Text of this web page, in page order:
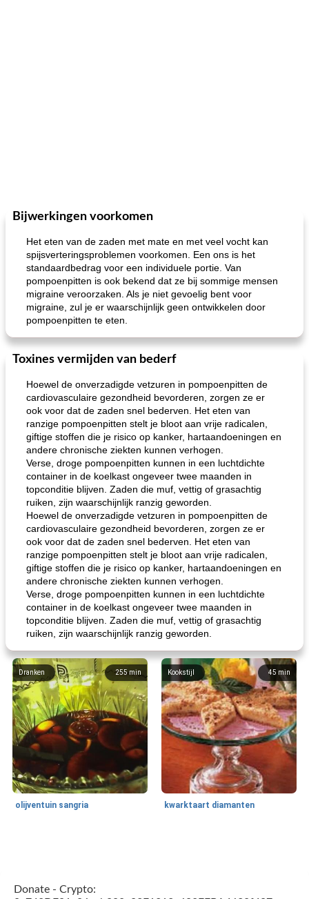
Bijwerkingen voorkomen
Het eten van de zaden met mate en met veel vocht kan
spijsverteringsproblemen voorkomen. Een ons is het
standaardbedrag voor een individuele portie. Van
pompoenpitten is ook bekend dat ze bij sommige mensen
migraine veroorzaken. Als je niet gevoelig bent voor
migraine, zul je er waarschijnlijk geen ontwikkelen door
pompoenpitten te eten.
Toxines vermijden van bederf
Hoewel de onverzadigde vetzuren in pompoenpitten de
cardiovasculaire gezondheid bevorderen, zorgen ze er
ook voor dat de zaden snel bederven. Het eten van
ranzige pompoenpitten stelt je bloot aan vrije radicalen,
giftige stoffen die je risico op kanker, hartaandoeningen en
andere chronische ziekten kunnen verhogen.
Verse, droge pompoenpitten kunnen in een luchtdichte
container in de koelkast ongeveer twee maanden in
topconditie blijven. Zaden die muf, vettig of grasachtig
ruiken, zijn waarschijnlijk ranzig geworden.
Hoewel de onverzadigde vetzuren in pompoenpitten de
cardiovasculaire gezondheid bevorderen, zorgen ze er
ook voor dat de zaden snel bederven. Het eten van
ranzige pompoenpitten stelt je bloot aan vrije radicalen,
giftige stoffen die je risico op kanker, hartaandoeningen en
andere chronische ziekten kunnen verhogen.
Verse, droge pompoenpitten kunnen in een luchtdichte
container in de koelkast ongeveer twee maanden in
topconditie blijven. Zaden die muf, vettig of grasachtig
ruiken, zijn waarschijnlijk ranzig geworden.
255min
Dranken
olijventuin sangria
45 min
Kookstijl
kwarktaart diamanten
Donate - Crypto: